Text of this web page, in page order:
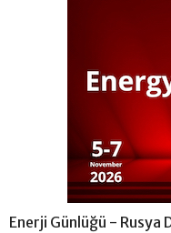
Enerji Günlüğü - Rusya